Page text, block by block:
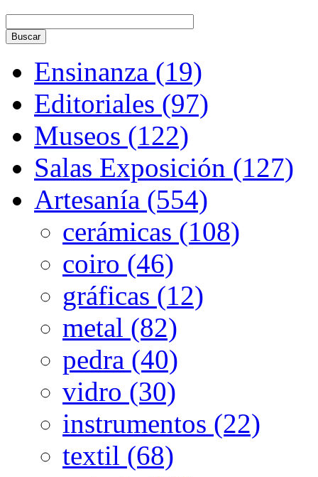
Ensinanza (19)
Editoriales (97)
Museos (122)
Salas Exposición (127)
Artesanía (554)
cerámicas (108)
coiro (46)
gráficas (12)
metal (82)
pedra (40)
vidro (30)
instrumentos (22)
textil (68)